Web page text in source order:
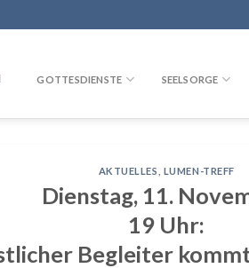
GOTTESDIENSTE SEELSORGE
AKTUELLES LUMEN-TREFF
Dienstag, 11.
19 Uhr:
Begleiter